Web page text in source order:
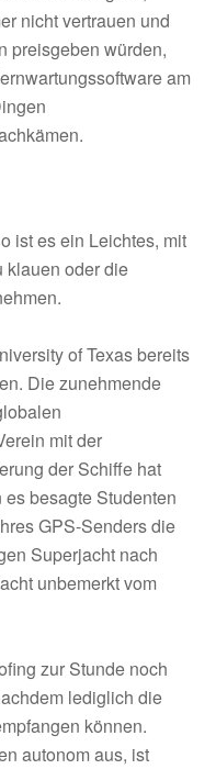
nicht vertrauen und
preisgeben würden,
am
ist es ein Leichtes, mit
klauen oder die
of Texas bereits
Die zunehmende
mit der
der Schiffe hat
besagte Studenten
GPS-Senders die
Superjacht nach
unbemerkt vom
zur Stunde noch
lediglich die
können.
autonom aus, ist